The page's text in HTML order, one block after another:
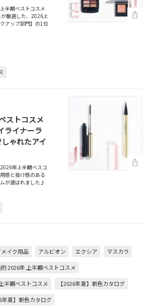
半期ベストコスメ
厳選した、2026上
アップ部門】の1位
ストコスメ
ライナーラ
ゃれたアイ
年上半期ベスコ
感と抜け感のある
が選ばれました♪
メイク用品 アルビオン エクシア
マスカラ
2026年 上半期ベストコスメ
半期ベストコスメ
【2026年夏】新色カタログ
年夏】新色カタログ